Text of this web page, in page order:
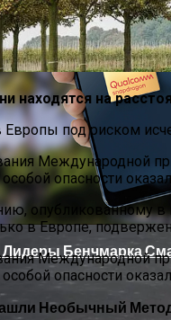
Придумали
Бенчмарка
находятся на
под риском
Международной
опасности
опубликованному
в Европе,
Международной
опасности
Необычный